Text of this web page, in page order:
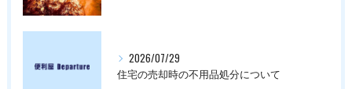
2026/07/29
住宅の売却時の不用品処分について